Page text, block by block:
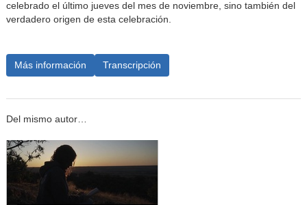
celebrado el último jueves del mes de noviembre, sino también del
verdadero origen de esta celebración.
Más información Transcripción
Del mismo autor…